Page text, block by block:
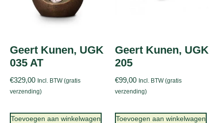
Geert Kunen, UGK
035 AT
€329,00 Incl. BTW (gratis
verzending)
Toevoegen aan winkelwagen
Geert Kunen, UGK
205
€99,00 Incl. BTW (gratis
verzending)
Toevoegen aan winkelwagen